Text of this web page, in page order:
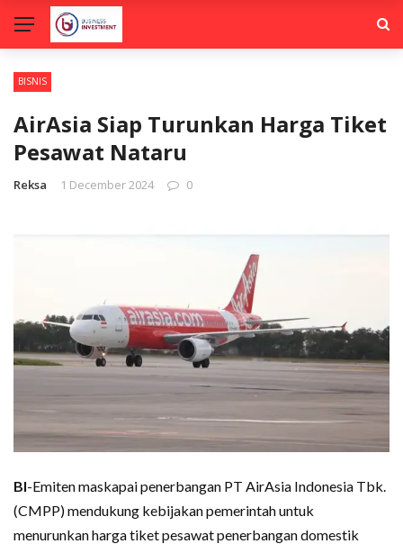
BISNIS
AirAsia Siap Turunkan Harga Tiket
Pesawat Nataru
Reksa 1 December 2024 0
BI-Emiten maskapai penerbangan PT AirAsia Indonesia Tbk.
(CMPP) mendukung kebijakan pemerintah untuk
menurunkan harga tiket pesawat penerbangan domestik